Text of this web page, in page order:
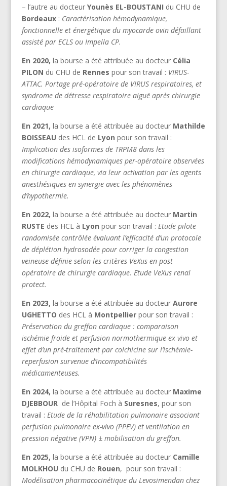
– l’autre au docteur Younès EL-BOUSTANI du CHU de
Bordeaux: Caractérisation hémodynamique,
fonctionnelle et énergétique du myocarde ovin défaillant
assisté par ECLS ou Impella CP.
En 2020, la bourse a été attribuée au docteur Célia
PILON du CHU de Rennes pour son travail : VIRUS-
ATTAC. Portage pré-opératoire de VIRUS respiratoires, et
syndrome de détresse respiratoire aiguë après chirurgie
cardiaque
En 2021, la bourse a été attribuée au docteur Mathilde
BOISSEAU des HCL de Lyon pour son travail :
Implication des isoformes de TRPM8 dans les
modifications hémodynamiques per-opératoire observées
en chirurgie cardiaque, via leur activation par les agents
anesthésiques en synergie avec les phénomènes
d’hypothermie.
En 2022, la bourse a été attribuée au docteur Martin
RUSTE des HCL à Lyon pour son travail : Etude pilote
randomisée contrôlée évaluant l’efficacité d’un protocole
de déplétion hydrosodée pour corriger la congestion
veineuse définie selon les critères VeXus en post
opératoire de chirurgie cardiaque. Etude VeXus renal
protect.
En 2023, la bourse a été attribuée au docteur Aurore
UGHETTO des HCL à Montpellierpour son travail :
Préservation du greffon cardiaque : comparaison
ischémie froide et perfusion normothermique ex vivo et
effet d’un pré-traitement par colchicine sur l’ischémie-
reperfusion survenue d’incompatibilités
médicamenteuses.
En 2024, la bourse a été attribuée au docteur Maxime
DJEBBOUR de l’Hôpital Foch à Suresnes, pour son
travail : Etude de la réhabilitation pulmonaire associant
perfusion pulmonaire ex-vivo (PPEV) et ventilation en
pression négative (VPN) ± mobilisation du greffon.
En 2025, la bourse a été attribuée au docteur Camille
MOLKHOU du CHU de Rouen, pour son travail :
Modélisation pharmacocinétique du Levosimendan chez